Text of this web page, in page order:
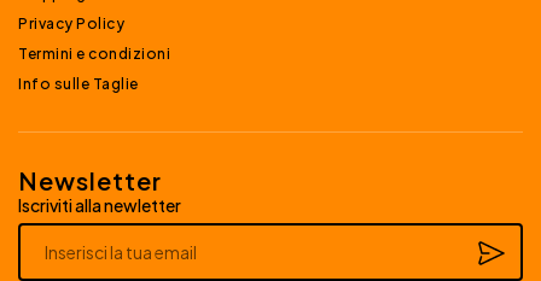
Privacy Policy
Termini e condizioni
Info sulle Taglie
Newsletter
Iscriviti alla newletter